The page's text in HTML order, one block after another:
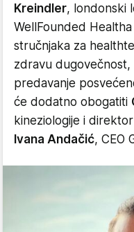
Kreindler, londonski
WellFounded
stručnjaka za
zdravu
predavanje
će dodatno obogatiti
kineziologije i
Ivana Andačić, CEO